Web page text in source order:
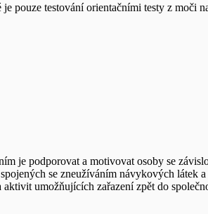
pouze testování orientačními testy z moči
je podporovat a motivovat osoby se
se zneužíváním návykových
aktivit umožňujících zařazení zpět do